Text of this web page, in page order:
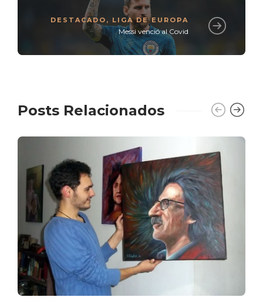
DESTACADO , LIGA DE EUROPA
Messi venció al Covid
Posts Relacionados